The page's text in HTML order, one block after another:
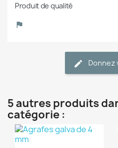
Produit de qualité
Donnez
5 autres produits
catégorie :